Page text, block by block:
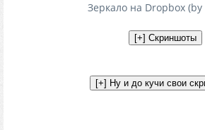
Зеркало на Dropbox (by